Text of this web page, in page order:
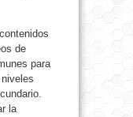
de
para
la